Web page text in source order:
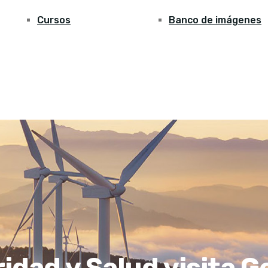
Cursos Banco de imágenes